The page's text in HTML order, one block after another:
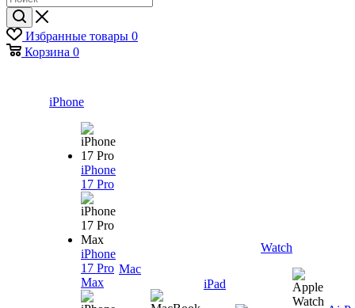
Избранные товары 0
Корзина 0
iPhone
iPhone
17 Pro
iPhone
17 Pro
Max
Mac
iPad
Watch